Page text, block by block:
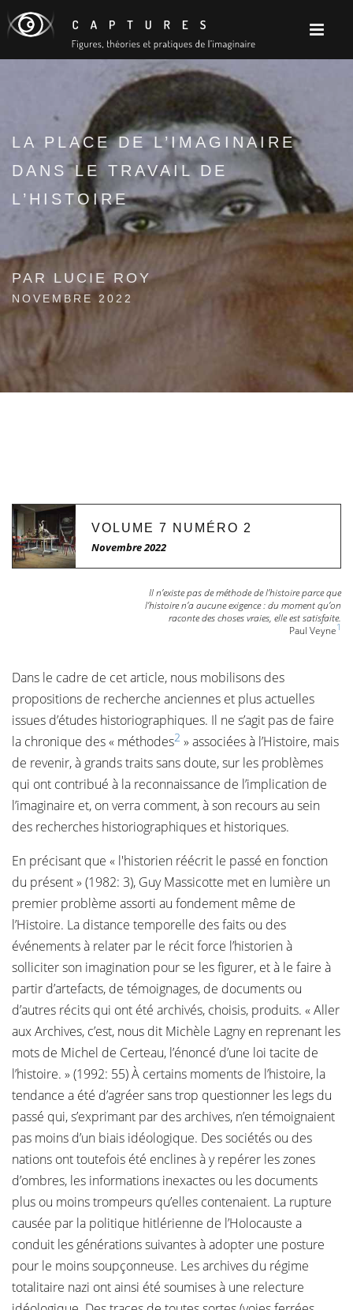
LA PLACE DE L’IMAGINAIRE
DANS LE TRAVAIL DE
L’HISTOIRE
PAR LUCIE ROY
NOVEMBRE 2022
VOLUME 7 NUMÉRO 2
Novembre 2022
Il n’existe pas de méthode de l’histoire parce que
l’histoire n’a aucune exigence : du moment qu’on
raconte des choses vraies, elle est satisfaite.
Paul Veyne1
Dans le cadre de cet article, nous mobilisons des
propositions de recherche anciennes et plus actuelles
issues d’études historiographiques. Il ne s’agit pas de faire
la chronique des « méthodes2 » associées à l’Histoire, mais
de revenir, à grands traits sans doute, sur les problèmes
qui ont contribué à la reconnaissance de l’implication de
l’imaginaire et, on verra comment, à son recours au sein
des recherches historiographiques et historiques.
En précisant que « l'historien réécrit le passé en fonction
du présent » (1982: 3), Guy Massicotte met en lumière un
premier problème assorti au fondement même de
l’Histoire. La distance temporelle des faits ou des
événements à relater par le récit force l’historien à
solliciter son imagination pour se les figurer, et à le faire à
partir d’artefacts, de témoignages, de documents ou
d’autres récits qui ont été archivés, choisis, produits. « Aller
aux Archives, c’est, nous dit Michèle Lagny en reprenant les
mots de Michel de Certeau, l’énoncé d’une loi tacite de
l’histoire. » (1992: 55) À certains moments de l’histoire, la
tendance a été d’agréer sans trop questionner les legs du
passé qui, s’exprimant par des archives, n’en témoignaient
pas moins d’un biais idéologique. Des sociétés ou des
nations ont toutefois été enclines à y repérer les zones
d’ombres, les informations inexactes ou les documents
plus ou moins trompeurs qu’elles contenaient. La rupture
causée par la politique hitlérienne de l’Holocauste a
conduit les générations suivantes à adopter une posture
pour le moins soupçonneuse. Les archives du régime
totalitaire nazi ont ainsi été soumises à une relecture